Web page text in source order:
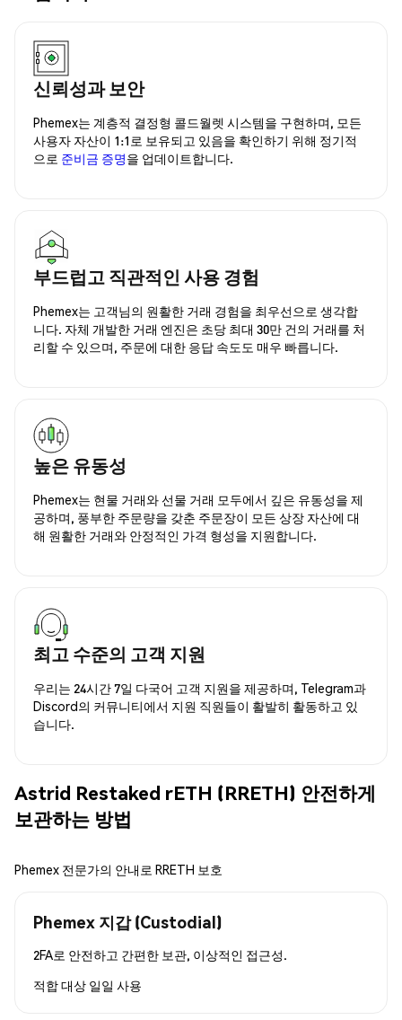
신뢰성과 보안
Phemex는 계층적 결정형 콜드월렛 시스템을 구현하며, 모든
사용자 자산이 1:1로 보유되고 있음을 확인하기 위해 정기적
으로 준비금 증명을 업데이트합니다.
부드럽고 직관적인 사용 경험
Phemex는 고객님의 원활한 거래 경험을 최우선으로 생각합
니다. 자체 개발한 거래 엔진은 초당 최대 30만 건의 거래를 처
리할 수 있으며, 주문에 대한 응답 속도도 매우 빠릅니다.
높은 유동성
Phemex는 현물 거래와 선물 거래 모두에서 깊은 유동성을 제
공하며, 풍부한 주문량을 갖춘 주문장이 모든 상장 자산에 대
해 원활한 거래와 안정적인 가격 형성을 지원합니다.
최고 수준의 고객 지원
우리는 24시간 7일 다국어 고객 지원을 제공하며, Telegram과
Discord의 커뮤니티에서 지원 직원들이 활발히 활동하고 있
습니다.
Astrid Restaked rETH (RRETH) 안전하게
보관하는 방법
Phemex 전문가의 안내로 RRETH 보호
Phemex 지갑 (Custodial)
2FA로 안전하고 간편한 보관, 이상적인 접근성.
적합 대상 일일 사용